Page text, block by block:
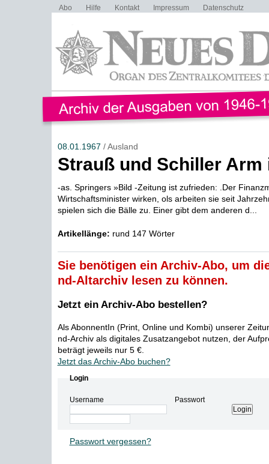
Abo Hilfe Kontakt Impressum Datenschutz
08.01.1967 / Ausland
Strauß und Schiller Arm
-as. Springers »Bild -Zeitung ist zufrieden: .Der
Wirtschaftsminister wirken, ols arbeiten sie seit
spielen sich die Bälle zu. Einer gibt dem anderen d...
Artikellänge: rund 147 Wörter
Sie benötigen ein Archiv-Abo, um
nd-Altarchiv lesen zu können.
Jetzt ein Archiv-Abo bestellen?
Als AbonnentIn (Print, Online und Kombi) unserer
nd-Archiv als digitales Zusatzangebot nutzen, der
beträgt jeweils nur 5 €.
Jetzt das Archiv-Abo buchen?
Login
Username Passwort
Passwort vergessen?